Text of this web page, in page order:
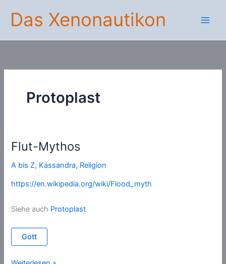
Inhalt
springen
Das Xenonautikon
Protoplast
Flut-Mythos
A bis Z, Kassandra, Religion
https://en.wikipedia.org/wiki/Flood_myth
Siehe auch Protoplast
Gott